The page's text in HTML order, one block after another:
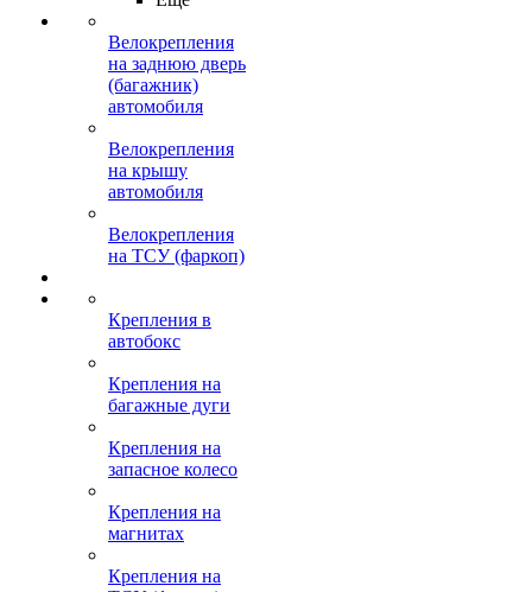
Велокрепления
на заднюю дверь
(багажник)
автомобиля
Велокрепления
на крышу
автомобиля
Велокрепления
на ТСУ (фаркоп)
Крепления в
автобокс
Крепления на
багажные дуги
Крепления на
запасное колесо
Крепления на
магнитах
Крепления на